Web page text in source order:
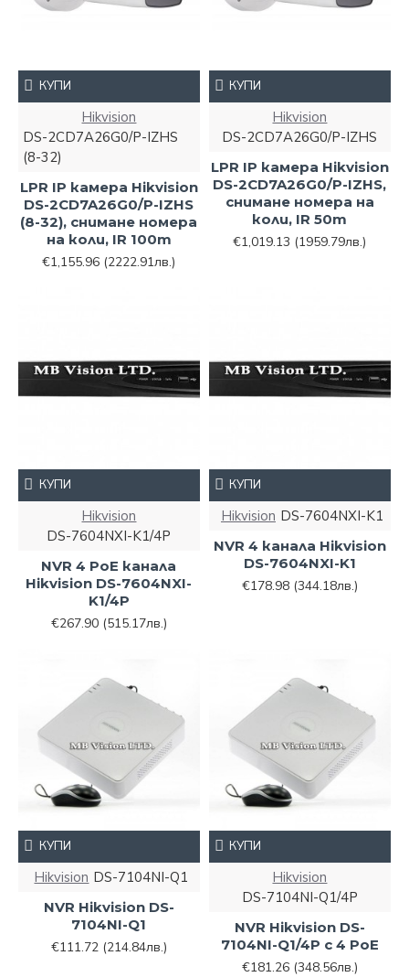
Hikvision
DS-2CD7A26G0/P-IZHS
(8-32)
LPR IP камера Hikvision
DS-2CD7A26G0/P-IZHS
(8-32), снимане номера
на коли, IR 100m
€1,155.96 (2222.91лв.)
КУПИ
Hikvision
DS-2CD7A26G0/P-IZHS
LPR IP камера Hikvision
DS-2CD7A26G0/P-IZHS,
снимане номера на
коли, IR 50m
€1,019.13 (1959.79лв.)
КУПИ
Hikvision
DS-7604NXI-K1/4P
NVR 4 PoE канала
Hikvision DS-7604NXI-
K1/4P
€267.90 (515.17лв.)
КУПИ
Hikvision DS-7604NXI-K1
NVR 4 канала Hikvision
DS-7604NXI-K1
€178.98 (344.18лв.)
КУПИ
Hikvision DS-7104NI-Q1
NVR Hikvision DS-
7104NI-Q1
€111.72 (214.84лв.)
КУПИ
Hikvision
DS-7104NI-Q1/4P
NVR Hikvision DS-
7104NI-Q1/4P с 4 PoE
€181.26 (348.56лв.)
КУПИ